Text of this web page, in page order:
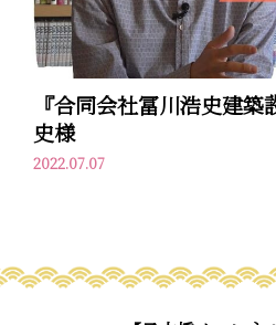
『合同会社冨川浩史建
史様
2022.07.07